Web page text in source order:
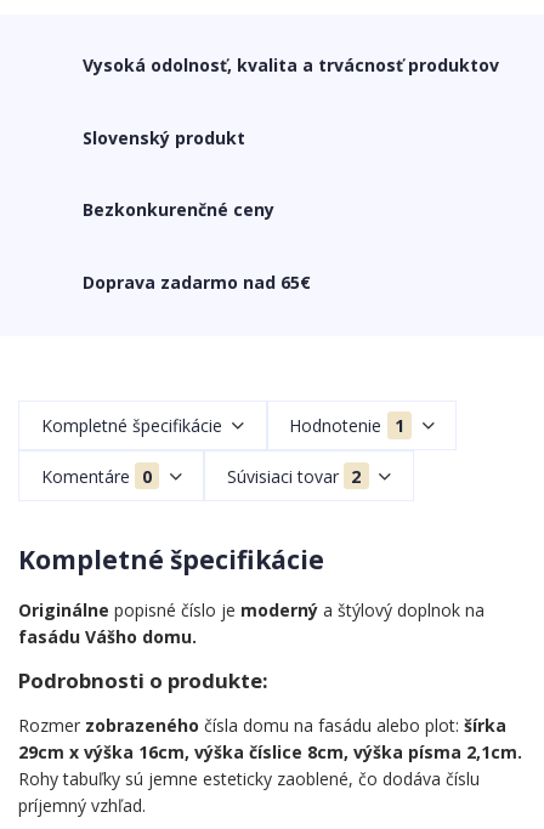
Vysoká odolnosť, kvalita a trvácnosť produktov
Slovenský produkt
Bezkonkurenčné ceny
Doprava zadarmo nad 65€
Kompletné špecifikácie Hodnotenie 1
Komentáre 0 Súvisiaci tovar 2
Kompletné špecifikácie
Originálne popisné číslo je moderný a štýlový doplnok na
fasádu Vášho domu.
Podrobnosti o produkte:
Rozmer zobrazeného čísla domu na fasádu alebo plot: šírka
29cm x výška 16cm, výška číslice 8cm, výška písma 2,1cm.
Rohy tabuľky sú jemne esteticky zaoblené, čo dodáva číslu
príjemný vzhľad.